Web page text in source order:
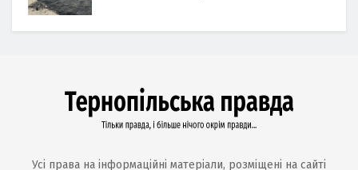
Усі права на інформаційні матеріали, розміщені на сайті